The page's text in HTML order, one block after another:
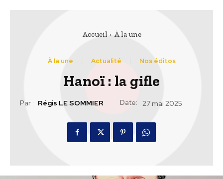
Accueil À la une
À la une Actualité Nos éditos
Hanoï : la gifle
Par : Régis LE SOMMIER Date: 27 mai 2025